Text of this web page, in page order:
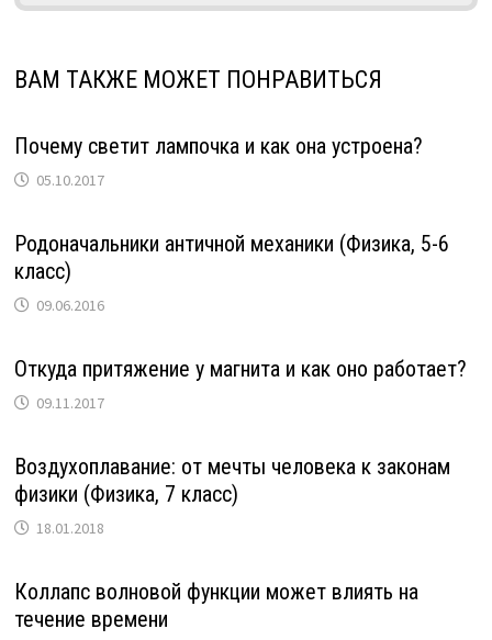
ВАМ ТАКЖЕ МОЖЕТ ПОНРАВИТЬСЯ
Почему светит лампочка и как она устроена?
05.10.2017
Родоначальники античной механики (Физика, 5-6
класс)
09.06.2016
Откуда притяжение у магнита и как оно работает?
09.11.2017
Воздухоплавание: от мечты человека к законам
физики (Физика, 7 класс)
18.01.2018
Коллапс волновой функции может влиять на
течение времени